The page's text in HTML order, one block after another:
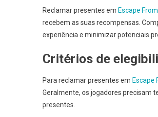
Reclamar presentes em Escape
recebem as suas recompensas.
experiência e minimizar potenciais
Critérios de
Para reclamar presentes em Escape
Geralmente, os jogadores precisam
presentes.